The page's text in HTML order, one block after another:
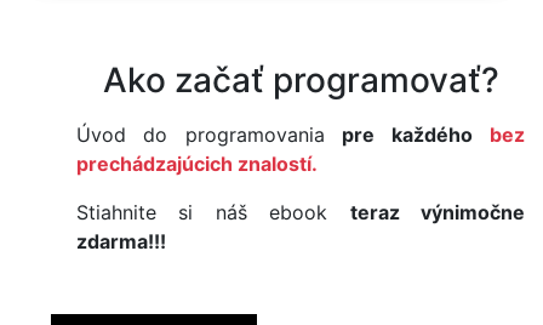
Ako začať programovať?
Úvod do programovania pre každého
bez
prechádzajúcich znalostí.
Stiahnite si náš ebook teraz výnimočne
zdarma!!!